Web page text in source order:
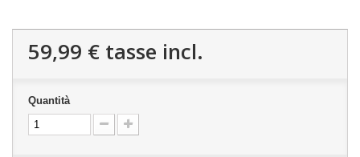
59,99 € tasse incl.
Quantità